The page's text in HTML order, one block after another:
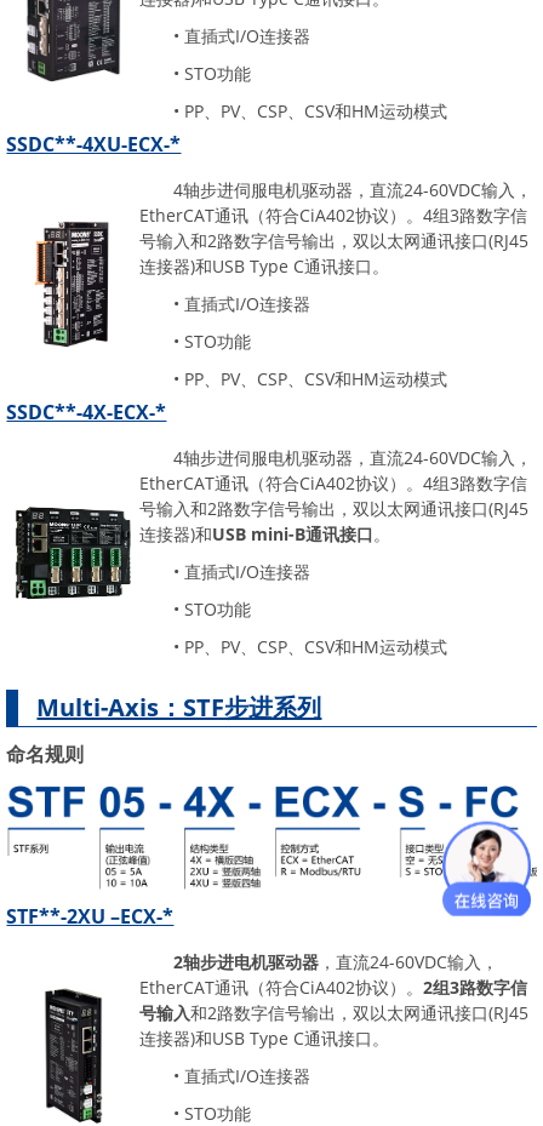
• 直插式I/O连接器
• STO功能
• PP、PV、CSP、CSV和HM运动模式
SSDC**-4XU-ECX-*
4轴步进伺服电机驱动器，直流24-60VDC输入，
EtherCAT通讯（符合CiA402协议）。4组3路数字信
号输入和2路数字信号输出，双以太网通讯接口(RJ45
连接器)和USB Type C通讯接口。
• 直插式I/O连接器
• STO功能
• PP、PV、CSP、CSV和HM运动模式
SSDC**-4X-ECX-*
4轴步进伺服电机驱动器，直流24-60VDC输入，
EtherCAT通讯（符合CiA402协议）。4组3路数字信
号输入和2路数字信号输出，双以太网通讯接口(RJ45
连接器)和USB mini-B通讯接口 。
• 直插式I/O连接器
• STO功能
• PP、PV、CSP、CSV和HM运动模式
Multi-Axis：STF步进系列
命名规则
STF**-2XU –ECX-*
2轴步进电机驱动器 ，直流24-60VDC输入，
EtherCAT通讯（符合CiA402协议）。2组3路数字信
号输入和2路数字信号输出，双以太网通讯接口(RJ45
连接器)和USB Type C通讯接口。
• 直插式I/O连接器
• STO功能